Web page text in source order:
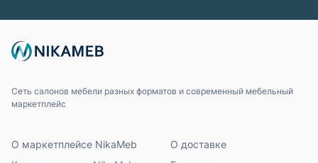
Сеть салонов мебели разных форматов и современный мебельный
маркетплейс
О маркетплейсе NikaMeb
О доставке